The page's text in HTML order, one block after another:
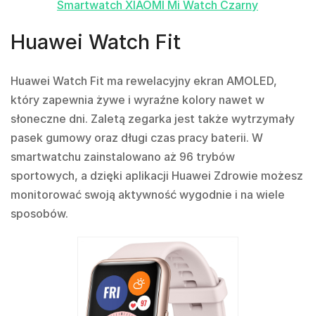
Smartwatch XIAOMI Mi Watch Czarny
Huawei Watch Fit
Huawei Watch Fit ma rewelacyjny ekran AMOLED,
który zapewnia żywe i wyraźne kolory nawet w
słoneczne dni. Zaletą zegarka jest także wytrzymały
pasek gumowy oraz długi czas pracy baterii. W
smartwatchu zainstalowano aż 96 trybów
sportowych, a dzięki aplikacji Huawei Zdrowie możesz
monitorować swoją aktywność wygodnie i na wiele
sposobów.